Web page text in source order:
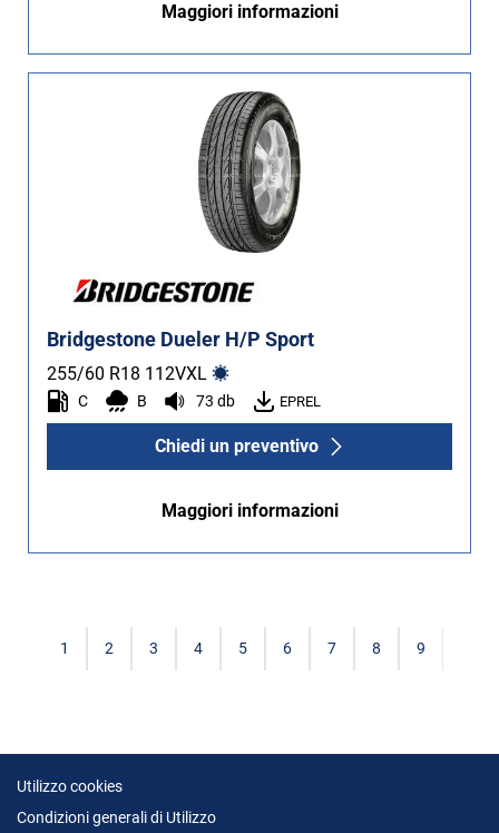
Maggiori informazioni
Bridgestone Dueler H/P Sport
255/60 R18 112VXL
C B 73 db EPREL
Chiedi un preventivo
Maggiori informazioni
1 2 3 4 5 6 7 8 9
Utilizzo cookies
Condizioni generali di Utilizzo